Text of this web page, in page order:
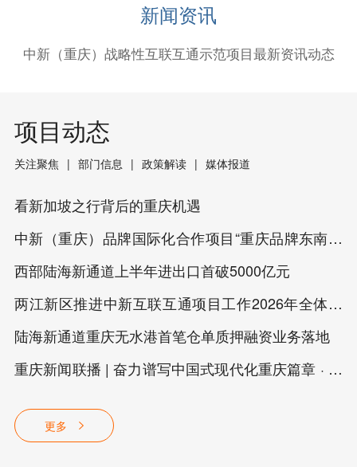
新闻资讯
中新（重庆）战略性互联互通示范项目最新资讯动态
项目动态
关注聚焦 部门信息 政策解读 媒体报道
看新加坡之行背后的重庆机遇
中新（重庆）品牌国际化合作项目“重庆品牌东南亚
出海大师班｜安永专场”成功举办
西部陆海新通道上半年进出口首破5000亿元
两江新区推进中新互联互通项目工作2026年全体会
议召开
陆海新通道重庆无水港首笔仓单质押融资业务落地
重庆新闻联播 | 奋力谱写中国式现代化重庆篇章 · 打
更多